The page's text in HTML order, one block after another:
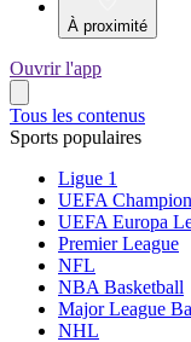
À proximité
Ouvrir l'app
Tous les contenus
Sports populaires
Ligue 1
UEFA
UEFA Europa
Premier League
NFL
NBA Basketball
Major League
NHL